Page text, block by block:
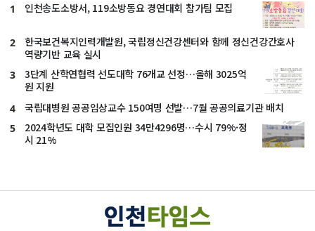
1 인천송도소방서, 119소방동요 경연대회 참가팀 모집
2
한국보건복지인력개발원, 국립정신건강센터와 함께 정신건강간호사
역량기반 교육 실시
3
3단계 산학연협력 선도대학 76개교 선정…올해 3025억
원 지원
4 국립대병원 공공임상교수 150여명 선발…7월 공공의료기관 배치
5
2024학년도 대학 모집인원 34만4296명…수시 79%·정
시 21%